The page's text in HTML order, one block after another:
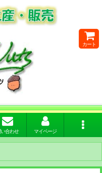
カート
い合わせ マイページ